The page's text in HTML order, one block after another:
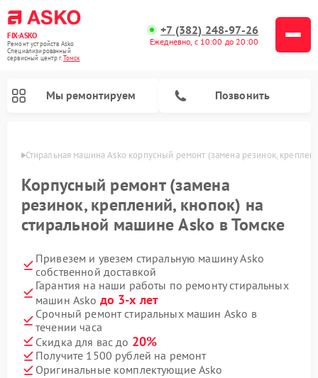
FIX-ASKO
Ремонт устройств Asko
Специализированный
cервисный центр г.Томск
+7 (382) 248-97-26
Ежедневно, с 10:00 до 20:00
Мы ремонтируем Позвонить
Стиральная машина Asko корпусный ремонт (замена резинок,
Корпусный ремонт (замена
резинок, креплений, кнопок) на
стиральной машине Asko в Томске
Привезем и увезем стиральную машину Asko
собственной доставкой
Гарантия на наши работы по ремонту стиральных
машин Asko до 3-х лет
Срочный ремонт стиральных машин Asko в
течении часа
Скидка для вас до 20%
Получите 1500 рублей на ремонт
Оригинальные комплектующие Asko